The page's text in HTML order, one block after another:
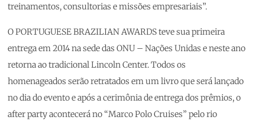
treinamentos, consultorias e missões empresariais”.
O PORTUGUESE BRAZILIAN AWARDS teve sua primeira
entrega em 2014 na sede das ONU – Nações Unidas e neste ano
retorna ao tradicional Lincoln Center. Todos os
homenageados serão retratados em um livro que será lançado
no dia do evento e após a cerimônia de entrega dos prêmios, o
after party acontecerá no “Marco Polo Cruises” pelo rio